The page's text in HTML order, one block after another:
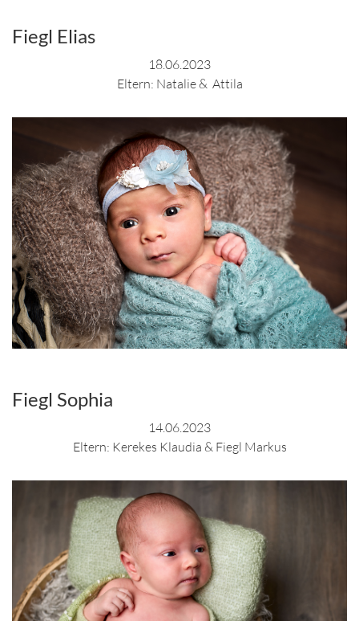
Fiegl Elias
18.06.2023
Eltern: Natalie & Attila
Fiegl Sophia
14.06.2023
Eltern: Kerekes Klaudia & Fiegl Markus